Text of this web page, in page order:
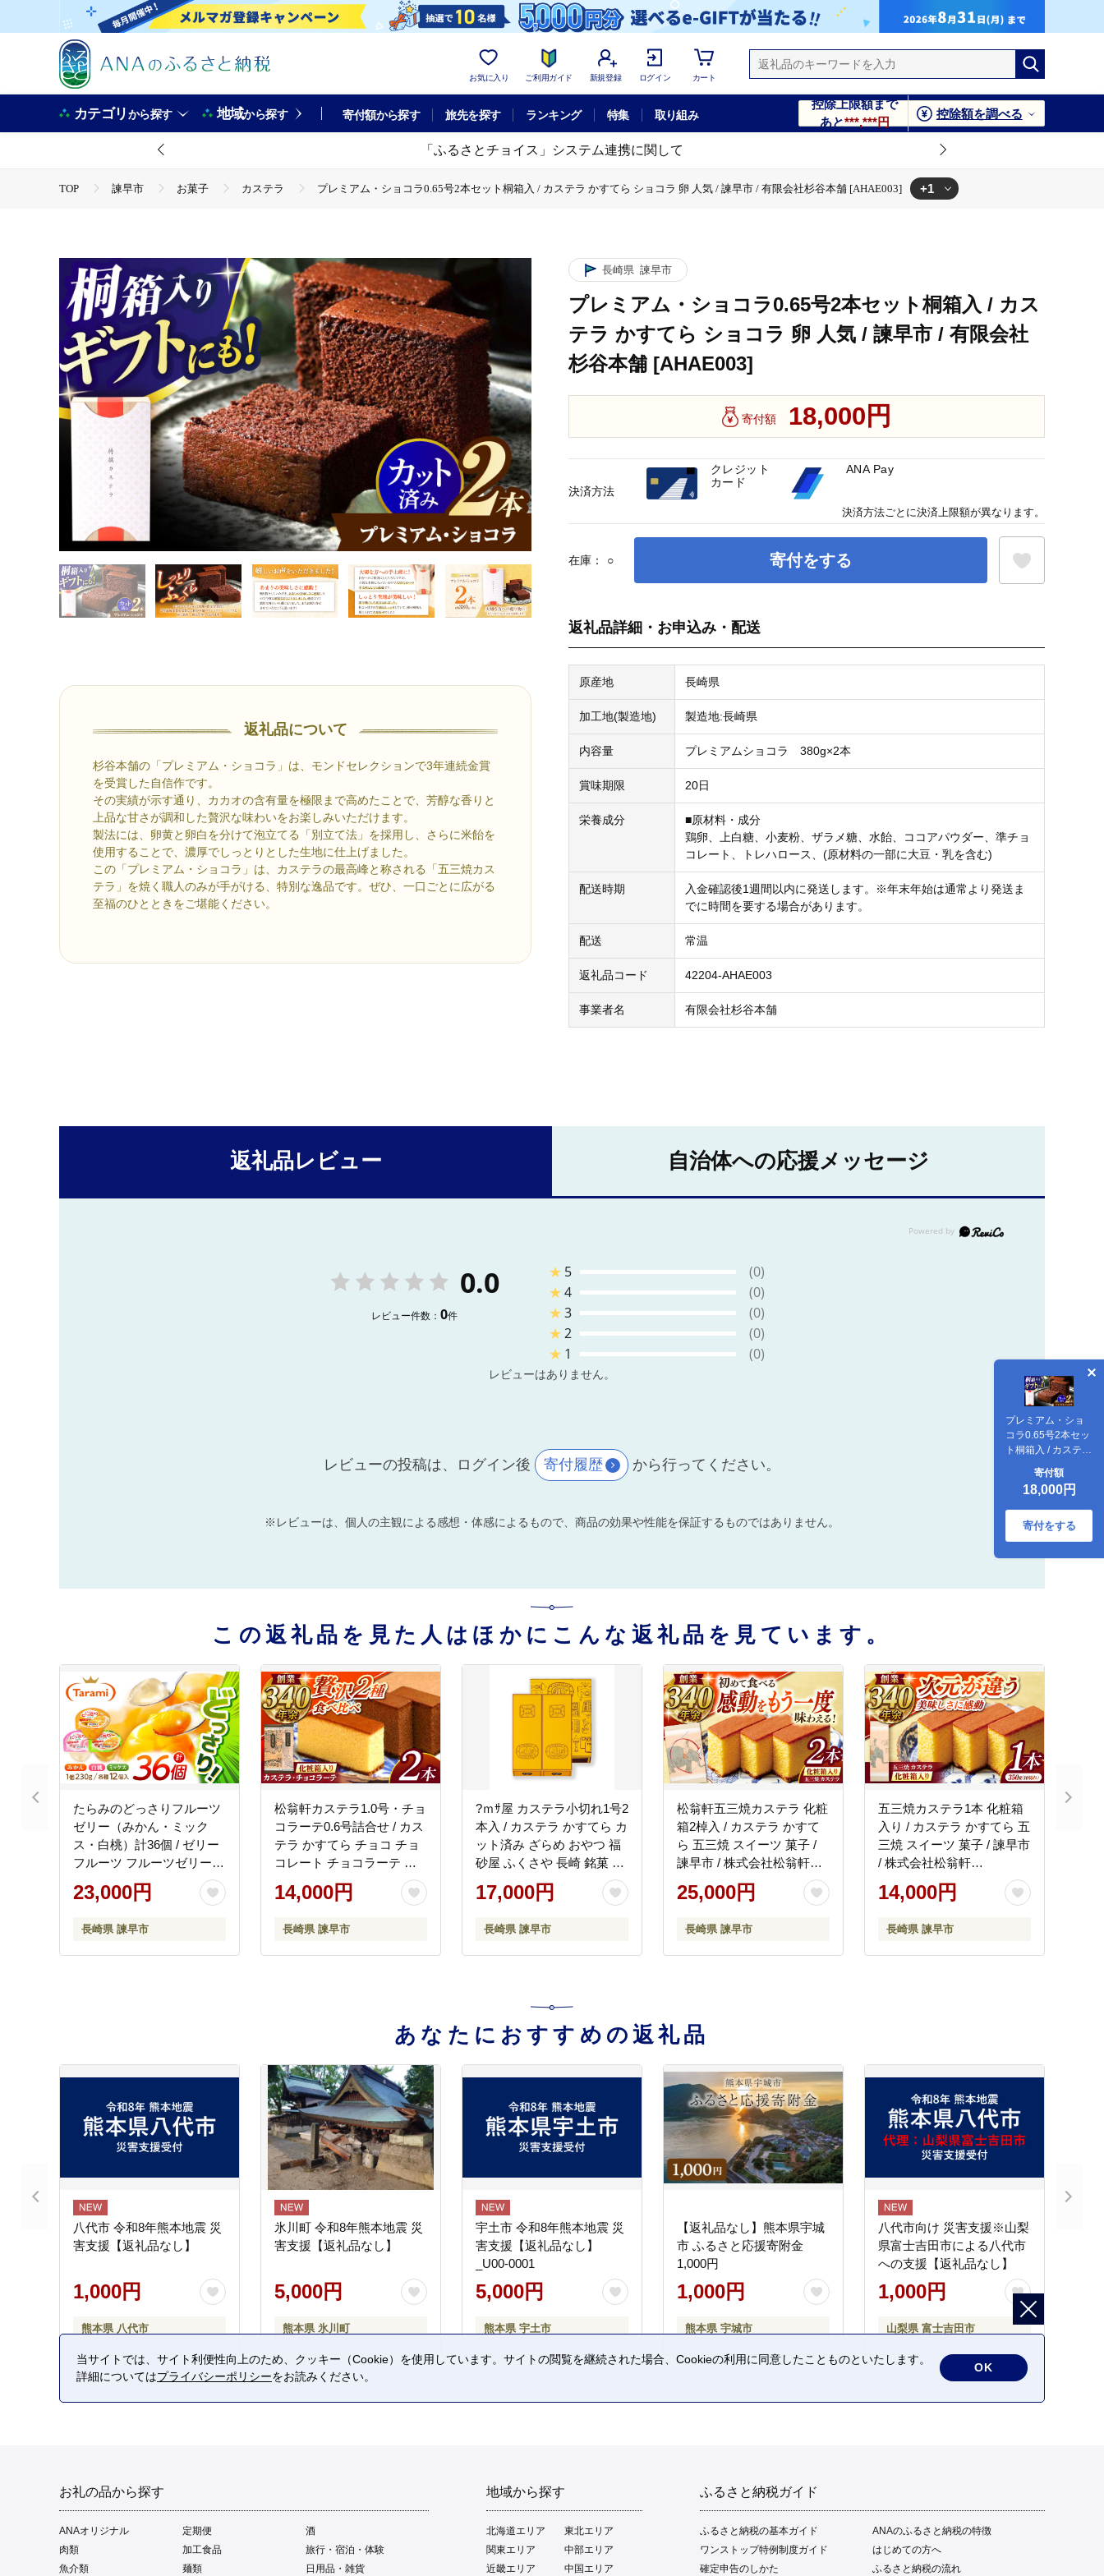
お気に入り ご利用ガイド 新規登録 ログイン カート
カテゴリから探す 地域から探す 寄付額から探す 旅先を探す ランキング 特集 取り組み
控除上限額まで
あと***,***円
控除額を調べる
「ふるさとチョイス」システム連携に関して
TOP 諫早市 お菓子 カステラ プレミアム・ショコラ0.65号2本セット桐箱入 / カステラ かすてら ショコラ 卵 人気 / 諫早市 / 有限会社杉谷本舗 [AHAE003] +1
返礼品について
杉谷本舗の「プレミアム・ショコラ」は、モンドセレクションで3年連続金賞
を受賞した自信作です。
その実績が示す通り、カカオの含有量を極限まで高めたことで、芳醇な香りと
上品な甘さが調和した贅沢な味わいをお楽しみいただけます。
製法には、卵黄と卵白を分けて泡立てる「別立て法」を採用し、さらに米飴を
使用することで、濃厚でしっとりとした生地に仕上げました。
この「プレミアム・ショコラ」は、カステラの最高峰と称される「五三焼カス
テラ」を焼く職人のみが手がける、特別な逸品です。ぜひ、一口ごとに広がる
至福のひとときをご堪能ください。
長崎県 諫早市
プレミアム・ショコラ0.65号2本セット桐箱入 / カス
テラ かすてら ショコラ 卵 人気 / 諫早市 / 有限会社
杉谷本舗 [AHAE003]
寄付額 18,000円
在庫： ○ 寄付をする
プレミアム・ショ
コラ0.65号2本セッ
ト桐箱入 / カステラ
卵 人気 / 諫早市 / 有
限会社杉谷本舗
[AHAE003]
寄付額
18,000円
寄付をする
返礼品詳細・お申込み・配送
原産地 長崎県
加工地(製造地) 製造地:長崎県
内容量 プレミアムショコラ 380g×2本
賞味期限 20日
栄養成分
■原材料・成分
鶏卵、上白糖、小麦粉、ザラメ糖、水飴、ココアパウダー、準チョ
コレート、トレハロース、(原材料の一部に大豆・乳を含む)
配送時期
入金確認後1週間以内に発送します。※年末年始は通常より発送ま
でに時間を要する場合があります。
配送 常温
返礼品コード 42204-AHAE003
事業者名 有限会社杉谷本舗
決済方法
クレジット
カード
ANA Pay
決済方法ごとに決済上限額が異なります。
返礼品レビュー 自治体への応援メッセージ
0.0
レビュー件数： 0件
★ 5
(0)
★4
(0)
★3
(0)
★2
(0)
★ 1 (0)
レビューはありません。
レビューの投稿は、ログイン後 寄付履歴 から行ってください。
※レビューは、個人の主観による感想・体感によるもので、商品の効果や性能を保証するものではありません。
この返礼品を見た人はほかにこんな返礼品を見ています。
たらみのどっさりフルーツ
ゼリー（みかん・ミック
ス・白桃）計36個 / ゼリー
フルーツ フルーツゼリー
果物 ギフト ミックスゼリ
ー みかんゼリー 白桃ゼリ
式会社たらみ [AHBR030]
23,000円
長崎県 諫早市
松翁軒カステラ1.0号・チョ
コラーテ0.6号詰合せ / カス
テラ かすてら チョコ チョ
コレート チョコラーテ ス
イーツ 菓子 / 諫早市 / 株式
会社松翁軒 [AHCT001]
14,000円
長崎県 諫早市
?ｍｻ屋 カステラ小切れ1号2
本入 / カステラ かすてら カ
ット済み ざらめ おやつ 福
砂屋 ふくさや 長崎 銘菓 贈
答 / 諫早市 / ?ｍｻ屋
[AHDN002]
17,000円
長崎県 諫早市
松翁軒五三焼カステラ 化粧
箱2棹入 / カステラ かすて
ら 五三焼 スイーツ 菓子 /
諫早市 / 株式会社松翁軒
25,000円
長崎県 諫早市
五三焼カステラ1本 化粧箱
入り / カステラ かすてら 五
三焼 スイーツ 菓子 / 諫早市
/ 株式会社松翁軒
14,000円
長崎県 諫早市
あなたにおすすめの返礼品
八代市 令和8年熊本地震 災
害支援【返礼品なし】
1,000円
熊本県 八代市
氷川町 令和8年熊本地震 災
害支援【返礼品なし】
5,000円
熊本県 氷川町
宇土市 令和8年熊本地震 災
害支援【返礼品なし】
_U00-0001
5,000円
熊本県 宇土市
【返礼品なし】熊本県宇城
市 ふるさと応援寄附金
1,000円
1,000円
熊本県 宇城市
八代市向け 災害支援※山梨
県富士吉田市による八代市
への支援【返礼品なし】
1,000円
山梨県 富士吉田市
お礼の品から探す
ANAオリジナル 定期便
酒
肉類
加工食品
旅行・宿泊・体験
魚介類
麺類 日用品・雑貨
地域から探す
北海道エリア
東北エリア
関東エリア
中部エリア
近畿エリア
中国エリア
ふるさと納税ガイド
ふるさと納税の基本ガイド
ANAのふるさと納税の特徴
ワンストップ特例制度ガイド
はじめての方へ
確定申告のしかた
ふるさと納税の流れ
当サイトでは、サイト利便性向上のため、クッキー（Cookie）を使用しています。サイトの閲覧を継続された場合、Cookieの利用に同意したことものといたします。
詳細についてはプライバシーポリシーをお読みください。
OK